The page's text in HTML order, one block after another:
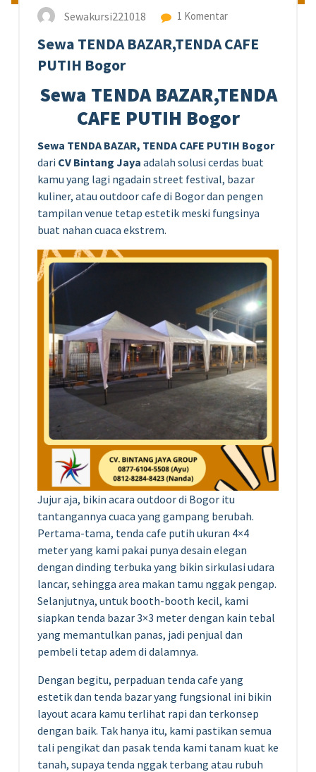
Sewakursi221018 1 Komentar
Sewa TENDA BAZAR,TENDA CAFE
PUTIH Bogor
Sewa TENDA BAZAR,TENDA
CAFE PUTIH Bogor
Sewa TENDA BAZAR, TENDA CAFE PUTIH Bogor
dari CV Bintang Jaya adalah solusi cerdas buat
kamu yang lagi ngadain street festival, bazar
kuliner, atau outdoor cafe di Bogor dan pengen
tampilan venue tetap estetik meski fungsinya
buat nahan cuaca ekstrem.
Jujur aja, bikin acara outdoor di Bogor itu
tantangannya cuaca yang gampang berubah.
Pertama-tama, tenda cafe putih ukuran 4×4
meter yang kami pakai punya desain elegan
dengan dinding terbuka yang bikin sirkulasi udara
lancar, sehingga area makan tamu nggak pengap.
Selanjutnya, untuk booth-booth kecil, kami
siapkan tenda bazar 3×3 meter dengan kain tebal
yang memantulkan panas, jadi penjual dan
pembeli tetap adem di dalamnya.
Dengan begitu, perpaduan tenda cafe yang
estetik dan tenda bazar yang fungsional ini bikin
layout acara kamu terlihat rapi dan terkonsep
dengan baik. Tak hanya itu, kami pastikan semua
tali pengikat dan pasak tenda kami tanam kuat ke
tanah, supaya tenda nggak terbang atau rubuh